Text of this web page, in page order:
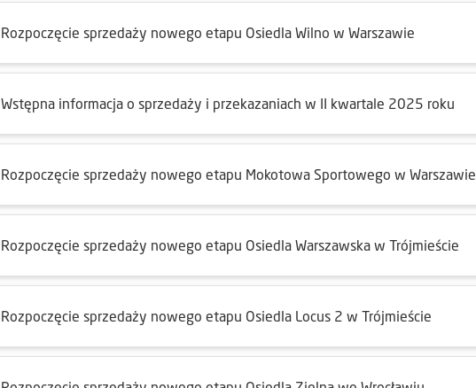
Rozpoczęcie sprzedaży nowego etapu Osiedla Wilno w Warszawie
Wstępna informacja o sprzedaży i przekazaniach w II kwartale 2025 roku
Rozpoczęcie sprzedaży nowego etapu Mokotowa Sportowego w Warszawie
Rozpoczęcie sprzedaży nowego etapu Osiedla Warszawska w Trójmieście
Rozpoczęcie sprzedaży nowego etapu Osiedla Locus 2 w Trójmieście